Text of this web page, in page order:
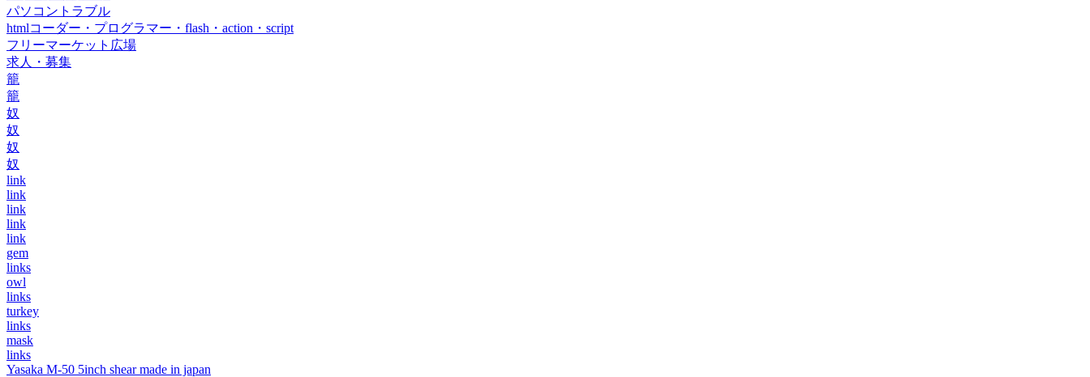
パソコントラブル
htmlコーダー・プログラマー・flash・action・script
フリーマーケット広場
求人・募集
籠
籠
奴
奴
奴
奴
link
link
link
link
link
gem
links
owl
links
turkey
links
mask
links
Yasaka M-50 5inch shear made in japan